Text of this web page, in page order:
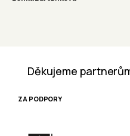
Děkujeme
ZA PODPORY